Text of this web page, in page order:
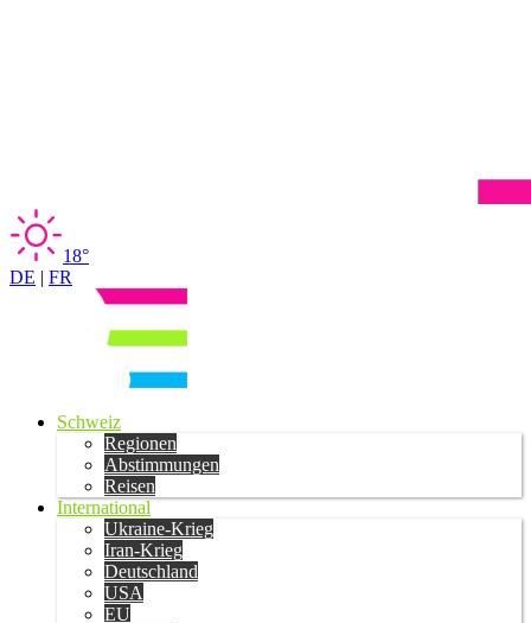
18°
DE | FR
Schweiz
Regionen
Abstimmungen
Reisen
International
Ukraine-Krieg
Iran-Krieg
Deutschland
USA
EU